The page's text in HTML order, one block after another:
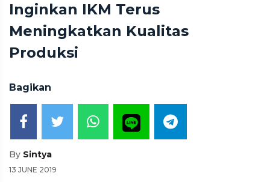
Inginkan IKM Terus
Meningkatkan Kualitas
Produksi
Bagikan
By Sintya
13 JUNE 2019